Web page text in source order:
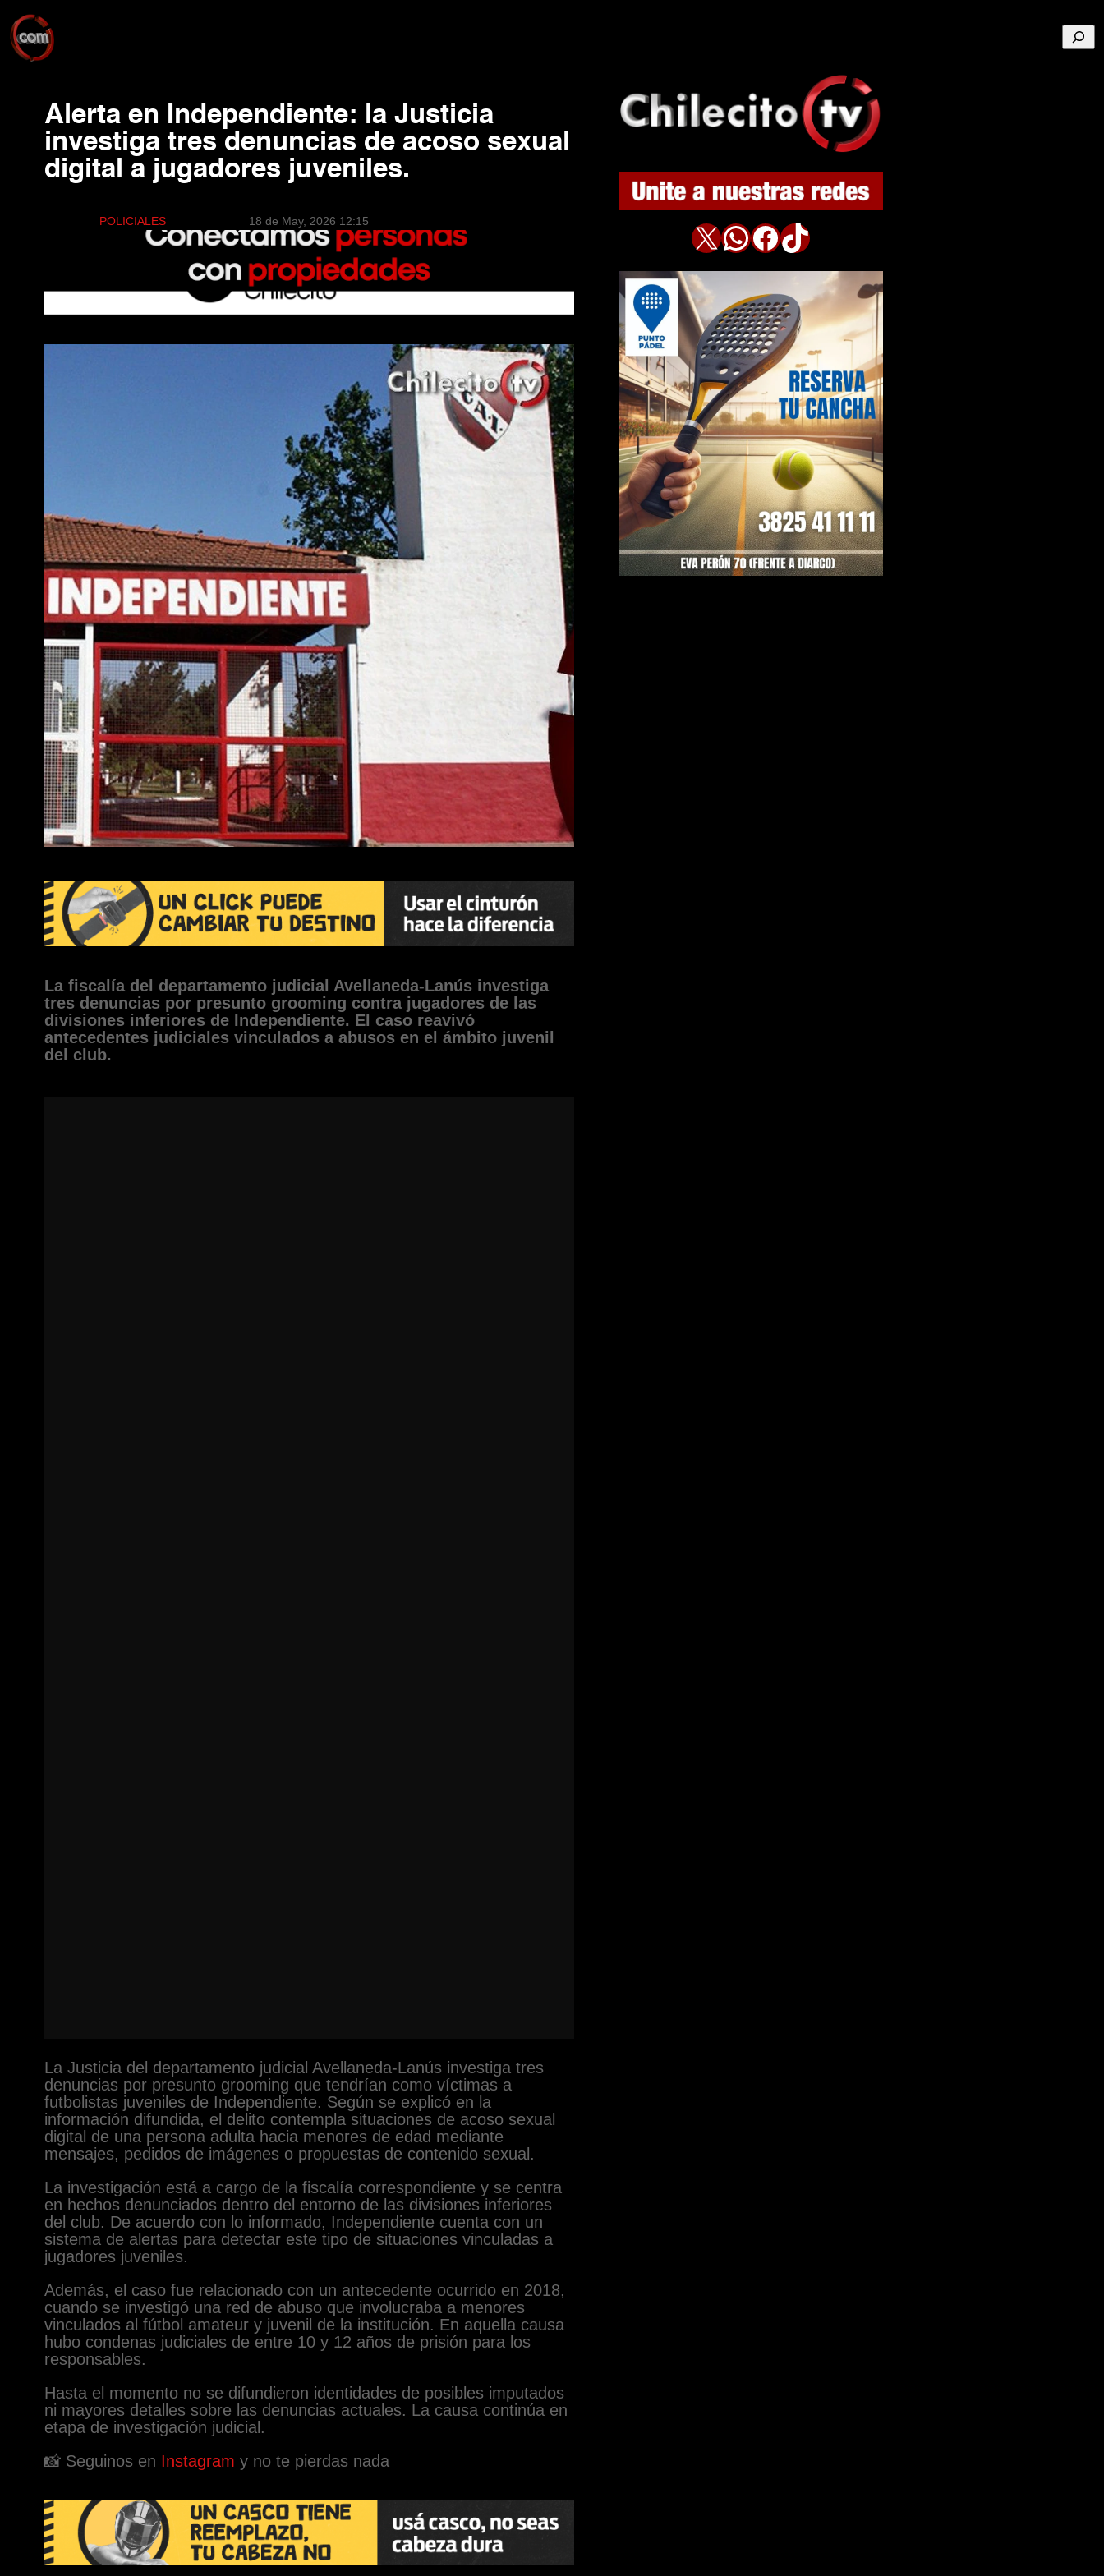
Buscar
Alerta en Independiente: la Justicia
investiga tres denuncias de acoso sexual
digital a jugadores juveniles.
POLICIALES 18 de May, 2026 12:15
La fiscalía del departamento judicial Avellaneda-Lanús investiga
tres denuncias por presunto grooming contra jugadores de las
divisiones inferiores de Independiente. El caso reavivó
antecedentes judiciales vinculados a abusos en el ámbito juvenil
del club.
La Justicia del departamento judicial Avellaneda-Lanús investiga tres
denuncias por presunto grooming que tendrían como víctimas a
futbolistas juveniles de Independiente. Según se explicó en la
información difundida, el delito contempla situaciones de acoso sexual
digital de una persona adulta hacia menores de edad mediante
mensajes, pedidos de imágenes o propuestas de contenido sexual.
La investigación está a cargo de la fiscalía correspondiente y se centra
en hechos denunciados dentro del entorno de las divisiones inferiores
del club. De acuerdo con lo informado, Independiente cuenta con un
sistema de alertas para detectar este tipo de situaciones vinculadas a
jugadores juveniles.
Además, el caso fue relacionado con un antecedente ocurrido en 2018,
cuando se investigó una red de abuso que involucraba a menores
vinculados al fútbol amateur y juvenil de la institución. En aquella causa
hubo condenas judiciales de entre 10 y 12 años de prisión para los
responsables.
Hasta el momento no se difundieron identidades de posibles imputados
ni mayores detalles sobre las denuncias actuales. La causa continúa en
etapa de investigación judicial.
📸 Seguinos en Instagram y no te pierdas nada
X WhatsApp Facebook TikTok